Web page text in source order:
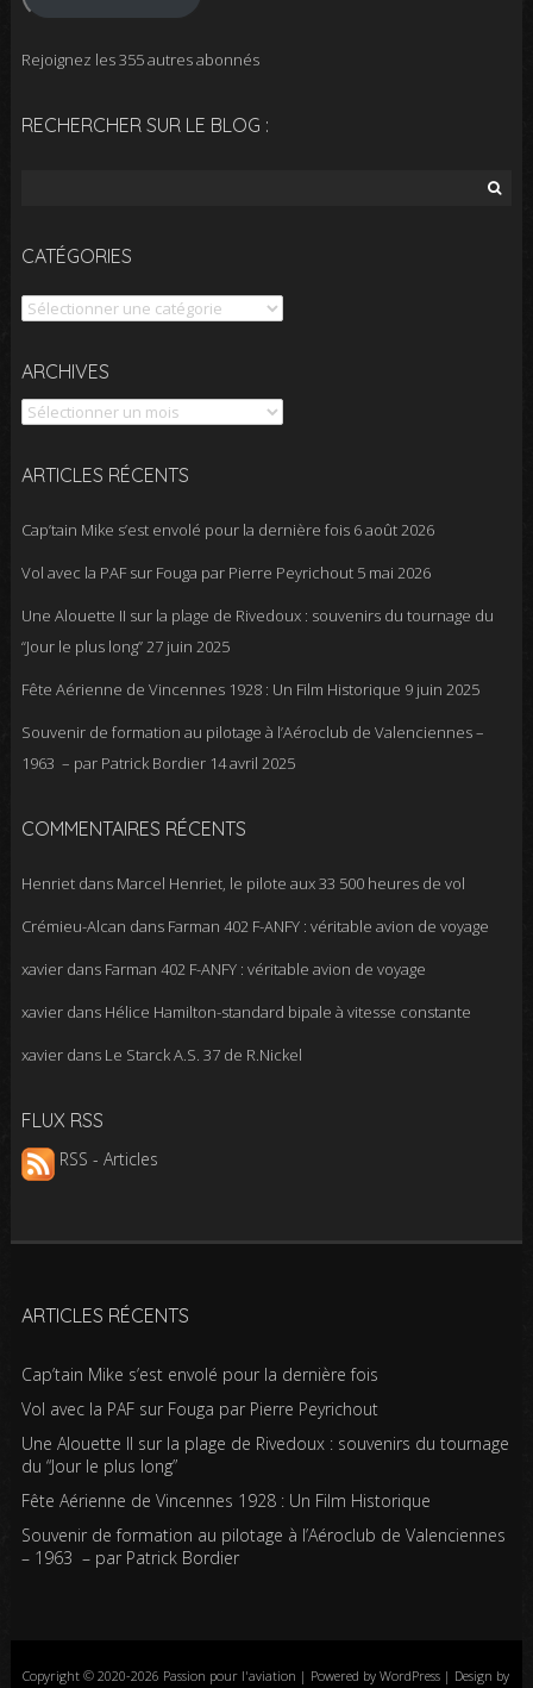
Rejoignez les 355 autres abonnés
RECHERCHER SUR LE BLOG :
CATÉGORIES
Catégories
ARCHIVES
Archives
ARTICLES RÉCENTS
Cap’tain Mike s’est envolé pour la dernière fois 6 août 2026
Vol avec la PAF sur Fouga par Pierre Peyrichout 5 mai 2026
Une Alouette II sur la plage de Rivedoux : souvenirs du tournage du
“Jour le plus long” 27 juin 2025
Fête Aérienne de Vincennes 1928 : Un Film Historique 9 juin 2025
Souvenir de formation au pilotage à l’Aéroclub de Valenciennes –
1963 – par Patrick Bordier 14 avril 2025
COMMENTAIRES RÉCENTS
Henrietdans Marcel Henriet, le pilote aux 33 500 heures de vol
Crémieu-Alcan dans Farman 402 F-ANFY : véritable avion de voyage
xavierdans Farman 402 F-ANFY : véritable avion de voyage
xavierdans Hélice Hamilton-standard bipale à vitesse constante
xavierdans Le Starck A.S. 37 de R.Nickel
FLUX RSS
RSS - Articles
ARTICLES RÉCENTS
Cap’tain Mike s’est envolé pour la dernière fois
Vol avec la PAF sur Fouga par Pierre Peyrichout
Une Alouette II sur la plage de Rivedoux : souvenirs du tournage
du “Jour le plus long”
Fête Aérienne de Vincennes 1928 : Un Film Historique
Souvenir de formation au pilotage à l’Aéroclub de Valenciennes
– 1963 – par Patrick Bordier
Copyright © 2020-2026 Passion pour l'aviation | Powered by WordPress | Design by